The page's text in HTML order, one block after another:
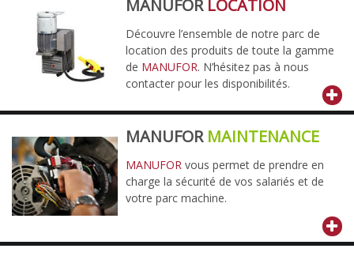
MANUFOR LOCATION
Découvre l’ensemble de notre parc de
location des produits de toute la gamme
de MANUFOR. N’hésitez pas à nous
contacter pour les disponibilités.
MANUFOR MAINTENANCE
MANUFOR vous permet de prendre en
charge la sécurité de vos salariés et de
votre parc machine.